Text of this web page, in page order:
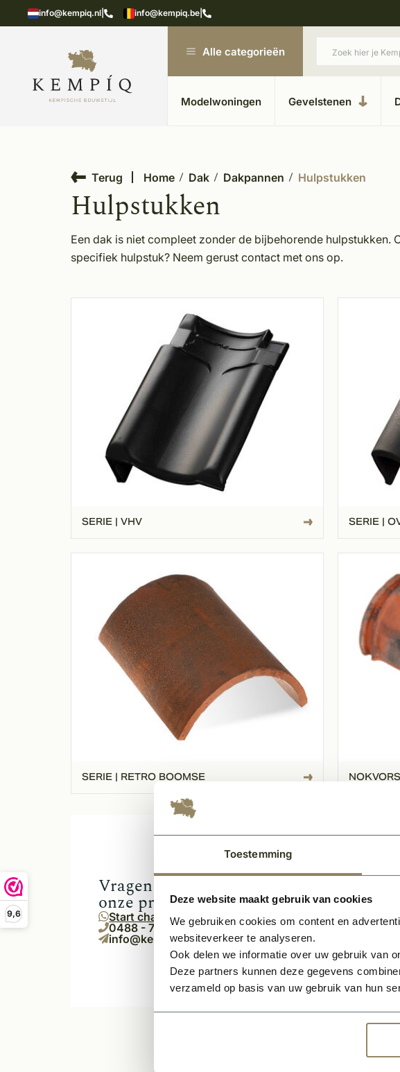
Toestemming
Deze website maakt gebruik van cookies
We gebruiken cookies om content en
websiteverkeer te analyseren.
Ook delen we informatie over uw gebruik van
Deze partners kunnen deze gegevens
verzameld op basis van uw gebruik van hun
9,6
info@kempiq.nl info@kempiq.be
in Kesteren Unieke materialen in kempische bouwstijl
Alle categorieën
Modelwoningen Gevelstenen
Terug Home Dak Dakpannen Hulpstukken
Hulpstukken
Een dak is niet compleet zonder de bijbehorende
specifiek hulpstuk? Neem gerust contact met ons op.
SERIE | VHV SERIE |
SERIE | RETRO BOOMSE
Vragen over een van
onze producten?
Start chat
0488 - 759011
info@kempiq.nl